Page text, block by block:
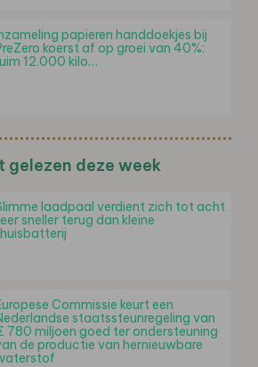
papieren handdoekjes bij
koerst af op groei van 40%:
12.000 kilo…
gelezen deze week
laadpaal verdient zich tot acht
sneller terug dan kleine
Commissie keurt een
staatssteunregeling van
780 miljoen goed ter ondersteuning
de productie van hernieuwbare